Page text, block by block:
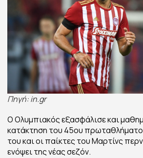
Πηγή: in.gr
Ο Ολυμπιακός εξασφάλισε και
κατάκτηση του 45ου
του και οι παίκτες του Μαρτίνς
ενόψει της νέας σεζόν.